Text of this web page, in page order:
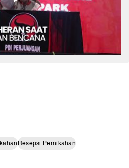
Resepsi Pernikahan